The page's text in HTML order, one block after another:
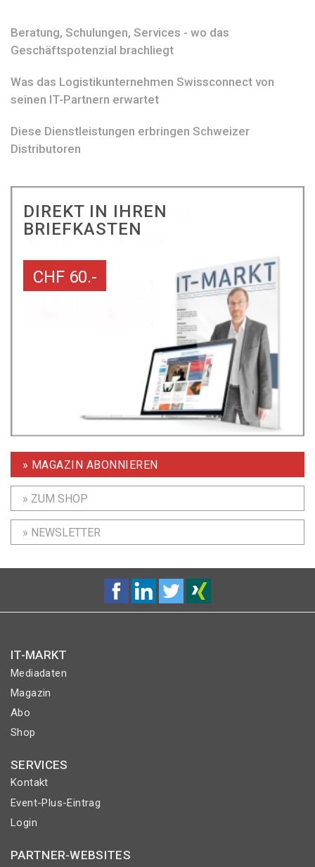
Beratung, Schulungen, Services - wo das
Geschäftspotenzial brachliegt
Was das Logistikunternehmen Swissconnect von
seinen IT-Partnern erwartet
Diese Dienstleistungen erbringen Schweizer
Distributoren
DIREKT IN IHREN
BRIEFKASTEN
CHF 60.-
» MAGAZIN ABONNIEREN
» ZUM SHOP
» NEWSLETTER
IT-MARKT
Mediadaten
Magazin
Abo
Shop
SERVICES
Kontakt
Event-Plus-Eintrag
Login
PARTNER-WEBSITES